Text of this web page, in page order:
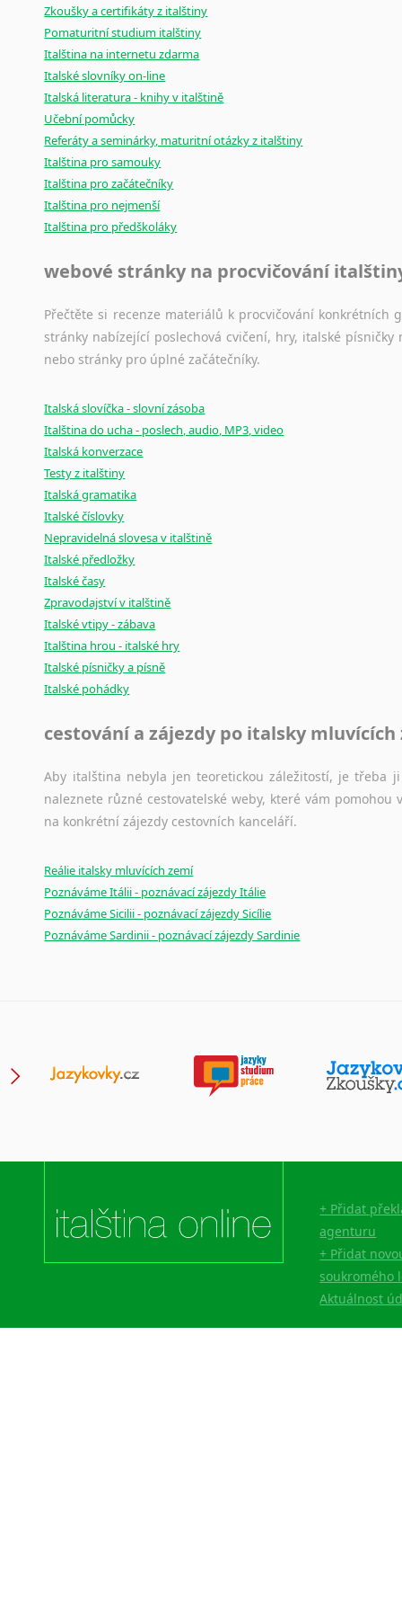
Zkoušky a certifikáty z italštiny
Pomaturitní studium italštiny
Italština na internetu zdarma
Italské slovníky on-line
Italská literatura - knihy v italštině
Učební pomůcky
Referáty a seminárky, maturitní otázky z italštiny
Italština pro samouky
Italština pro začátečníky
Italština pro nejmenší
Italština pro předškoláky
webové stránky na procvičování
Přečtěte si recenze materiálů k procvičování
stránky nabízející poslechová cvičení, hry, italské
nebo stránky pro úplné začátečníky.
Italská slovíčka - slovní zásoba
Italština do ucha - poslech, audio, MP3, video
Italská konverzace
Testy z italštiny
Italská gramatika
Italské číslovky
Nepravidelná slovesa v italštině
Italské předložky
Italské časy
Zpravodajství v italštině
Italské vtipy - zábava
Italština hrou - italské hry
Italské písničky a písně
Italské pohádky
cestování a zájezdy po italsky mluvících
Aby italština nebyla jen teoretickou záležitostí, je třeba
naleznete různé cestovatelské weby, které vám
na konkrétní zájezdy cestovních kanceláří.
Reálie italsky mluvících zemí
Poznáváme Itálii - poznávací zájezdy Itálie
Poznáváme Sicilii - poznávací zájezdy Sicílie
Poznáváme Sardinii - poznávací zájezdy Sardinie
+ Přidat
agenturu
+ Přidat
soukromého
Aktuálnost